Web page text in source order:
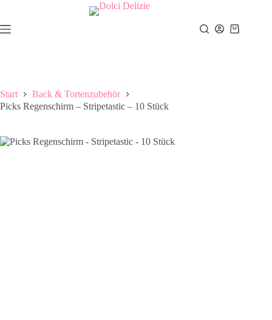
springen
Warenkorb
Start
Back & Tortenzubehör
Picks Regenschirm – Stripetastic – 10 Stück